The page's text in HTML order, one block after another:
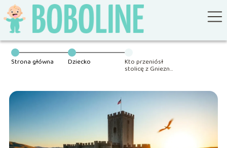
Strona główna Dziecko Kto przeniósł
stolicę z Gniezna
pytanie